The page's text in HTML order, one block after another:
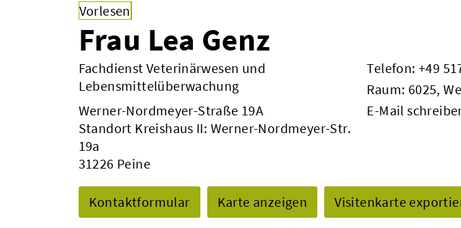
Vorlesen
Frau Lea Genz
Fachdienst Veterinärwesen und
Lebensmittelüberwachung
Werner-Nordmeyer-Straße 19A
Standort Kreishaus II: Werner-Nordmeyer-Str.
19a
31226 Peine
Telefon: +49
Raum: 6025,
E-Mail
Kontaktformular Karte anzeigen Visitenkarte